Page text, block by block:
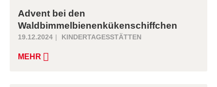
Advent bei den
Waldbimmelbienenkükenschiffchen
19.12.2024 KINDERTAGESSTÄTTEN
MEHR